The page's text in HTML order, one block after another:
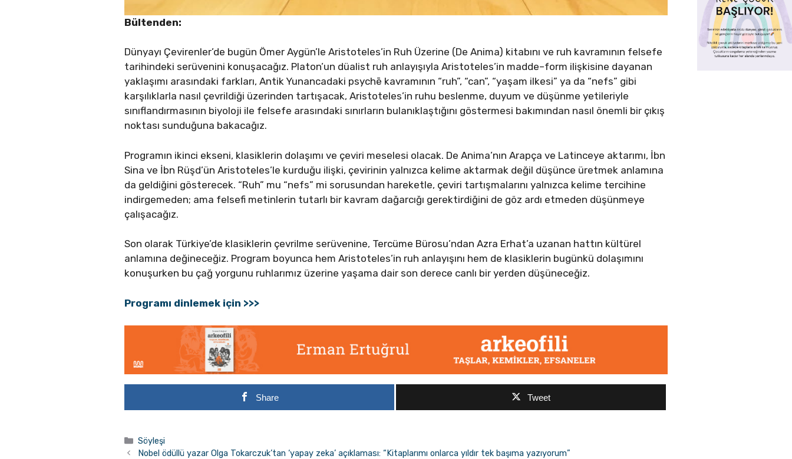
Bültenden:
Dünyayı Çevirenler’de bugün Ömer Aygün’le Aristoteles’in Ruh Üzerine (De Anima) kitabını ve ruh kavramının felsefe
tarihindeki serüvenini konuşacağız. Platon’un düalist ruh anlayışıyla Aristoteles’in madde–form ilişkisine dayanan
yaklaşımı arasındaki farkları, Antik Yunancadaki psychē kavramının “ruh”, “can”, “yaşam ilkesi” ya da “nefs” gibi
karşılıklarla nasıl çevrildiği üzerinden tartışacak, Aristoteles’in ruhu beslenme, duyum ve düşünme yetileriyle
sınıflandırmasının biyoloji ile felsefe arasındaki sınırların bulanıklaştığını göstermesi bakımından nasıl önemli bir çıkış
noktası sunduğuna bakacağız.
Programın ikinci ekseni, klasiklerin dolaşımı ve çeviri meselesi olacak. De Anima’nın Arapça ve Latinceye aktarımı, İbn
Sina ve İbn Rüşd’ün Aristoteles’le kurduğu ilişki, çevirinin yalnızca kelime aktarmak değil düşünce üretmek anlamına
da geldiğini gösterecek. “Ruh” mu “nefs” mi sorusundan hareketle, çeviri tartışmalarını yalnızca kelime tercihine
indirgemeden; ama felsefi metinlerin tutarlı bir kavram dağarcığı gerektirdiğini de göz ardı etmeden düşünmeye
çalışacağız.
Son olarak Türkiye’de klasiklerin çevrilme serüvenine, Tercüme Bürosu’ndan Azra Erhat’a uzanan hattın kültürel
anlamına değineceğiz. Program boyunca hem Aristoteles’in ruh anlayışını hem de klasiklerin bugünkü dolaşımını
konuşurken bu çağ yorgunu ruhlarımız üzerine yaşama dair son derece canlı bir yerden düşüneceğiz.
Programı dinlemek için >>>
Share Tweet
Kategoriler
Söyleşi
Nobel ödüllü yazar Olga Tokarczuk’tan ‘yapay zeka’ açıklaması: “Kitaplarımı onlarca yıldır tek başıma yazıyorum”